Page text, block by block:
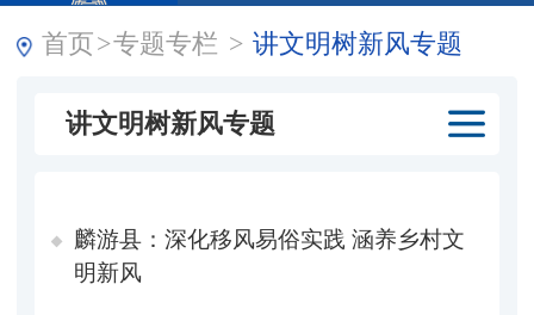
首页>专题专栏 > 讲文明树新风专题
讲文明树新风专题
麟游县：深化移风易俗实践 涵养乡村文
明新风